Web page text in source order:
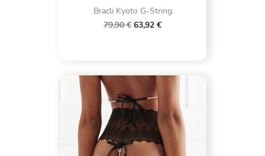
Bracli Kyoto G-String
79,90 € 63,92 €